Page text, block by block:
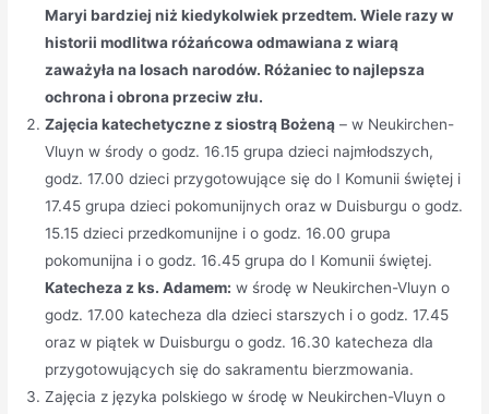
Maryi bardziej niż kiedykolwiek przedtem. Wiele razy w
historii modlitwa różańcowa odmawiana z wiarą
zaważyła na losach narodów. Różaniec to najlepsza
ochrona i obrona przeciw złu.
Zajęcia katechetyczne z siostrą Bożeną – w Neukirchen-
Vluyn w środy o godz. 16.15 grupa dzieci najmłodszych,
godz. 17.00 dzieci przygotowujące się do I Komunii świętej i
17.45 grupa dzieci pokomunijnych oraz w Duisburgu o godz.
15.15 dzieci przedkomunijne i o godz. 16.00 grupa
pokomunijna i o godz. 16.45 grupa do I Komunii świętej.
Katecheza z ks. Adamem: w środę w Neukirchen-Vluyn o
godz. 17.00 katecheza dla dzieci starszych i o godz. 17.45
oraz w piątek w Duisburgu o godz. 16.30 katecheza dla
przygotowujących się do sakramentu bierzmowania.
Zajęcia z języka polskiego w środę w Neukirchen-Vluyn o